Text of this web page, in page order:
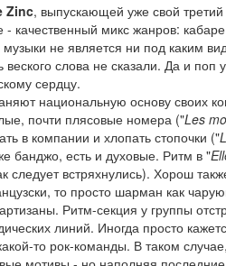
Zinc, выпускающей уже свой
качественный микс жанров:
не является ни под каким
слова не сказали. Да и
сердцу.
национальную основу своих
почти плясовые номера ("Les
в компании и хлопать стопочки ("
банджо, есть и духовые. Ритм в "
следует встряхнулись). Хорош
то просто шарман как
Ритм-секция у группы
линий. Иногда просто
то рок-команды. В таком